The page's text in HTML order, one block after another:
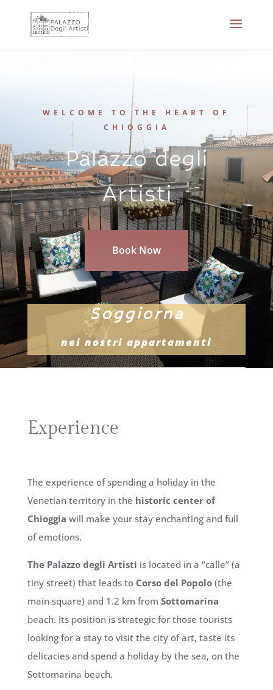
WELCOME TO THE HEART OF
CHIOGGIA
Palazzo degli
Artisti
Book Now
Soggiorna
nei nostri appartamenti
Experience
The experience of spending a holiday in the
Venetian territory in the historic center of
Chioggia will make your stay enchanting and full
of emotions.
The Palazzo degli Artisti is located in a ‘’calle’’ (a
tiny street) that leads to Corso del Popolo(the
main square) and 1.2 km from Sottomarina
beach. Its position is strategic for those tourists
looking for a stay to visit the city of art, taste its
delicacies and spend a holiday by the sea, on the
Sottomarina beach.